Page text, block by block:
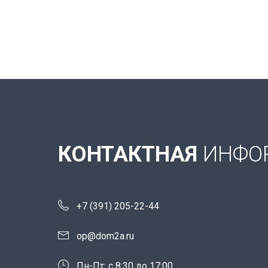
КОНТАКТНАЯ
+7 (391) 205-22-44
op@dom2a.ru